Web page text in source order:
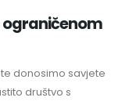
ograničenom
donosimo savjete
društvo s